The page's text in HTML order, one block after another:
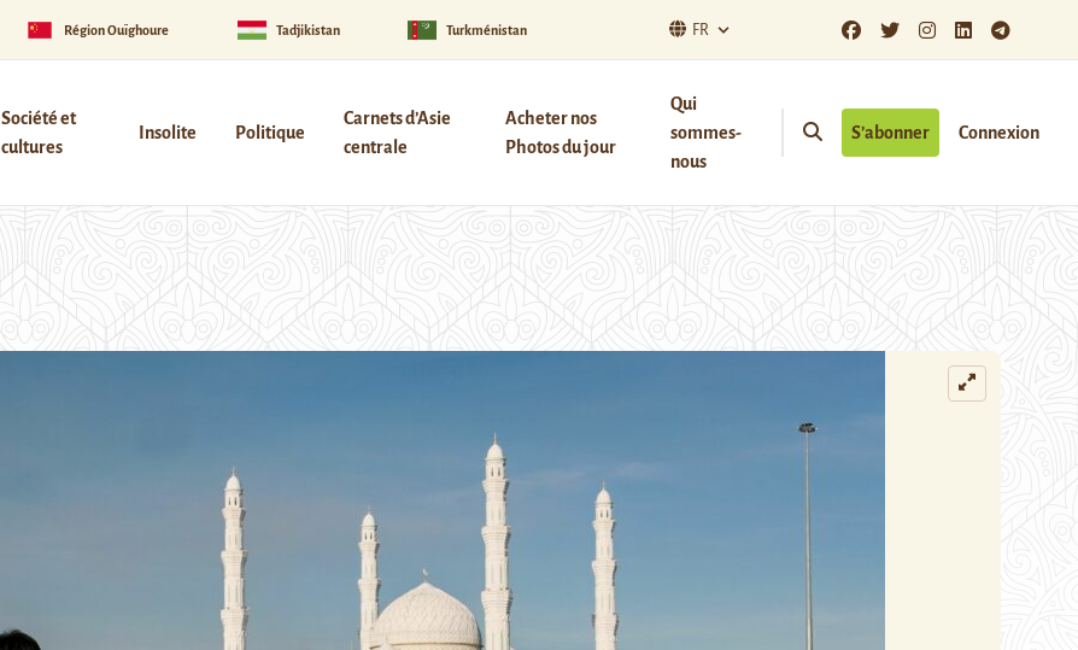
Région Ouïghoure Tadjikistan Turkménistan FR
Société et
cultures
Insolite Politique
Carnets d’Asie
centrale
Acheter nos
Photos du jour
Qui
sommes-
nous
S’abonner Connexion